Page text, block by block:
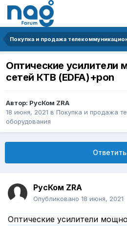
Оптические усилители
сетей КТВ (EDFA)+pon
Автор: РусКом ZRA
18 июня, 2021 в Покупка и продажа
оборудования
Ответить
РусКом ZRA
Опубликовано 18 июня, 2021
Оптические усилители